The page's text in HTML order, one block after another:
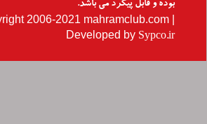
بوده و قابل پیگرد می باشد.
2006-2021 mahramclub.com |
Developed by Sypco.ir